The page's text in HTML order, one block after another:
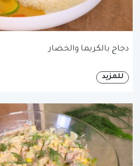
دجاج بالكريما والخضار
للمزيد